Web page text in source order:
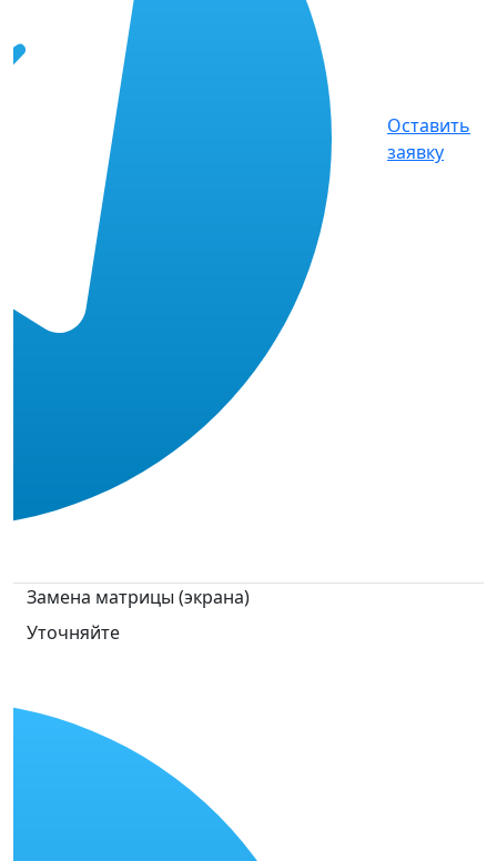
Оставить
заявку
Замена матрицы (экрана)
Уточняйте